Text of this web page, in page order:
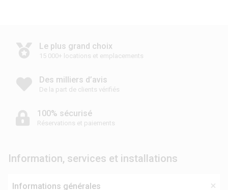
Le plus grand choix
15 000+ locations et emplacements
Des milliers d’avis
De la part de clients vérifiés
100% sécurisé
Réservations et paiements
Information, services et installations
Informations générales